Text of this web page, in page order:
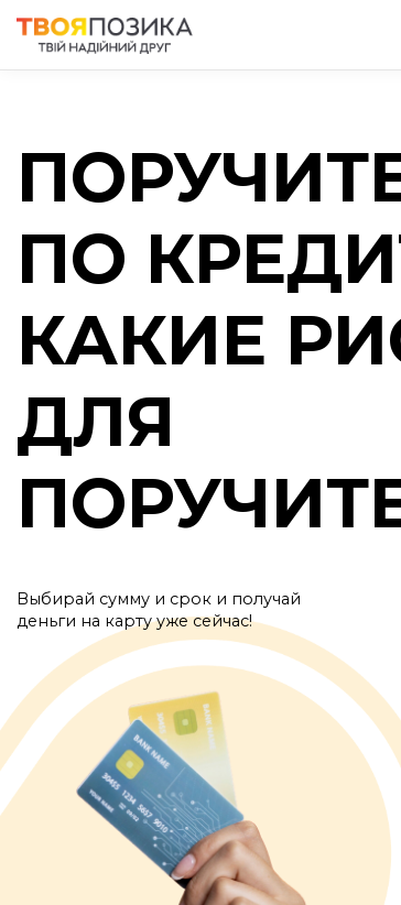
ПО
КАКИЕ
ДЛЯ
Выбирай сумму и срок и получай
деньги на карту уже сейчас!